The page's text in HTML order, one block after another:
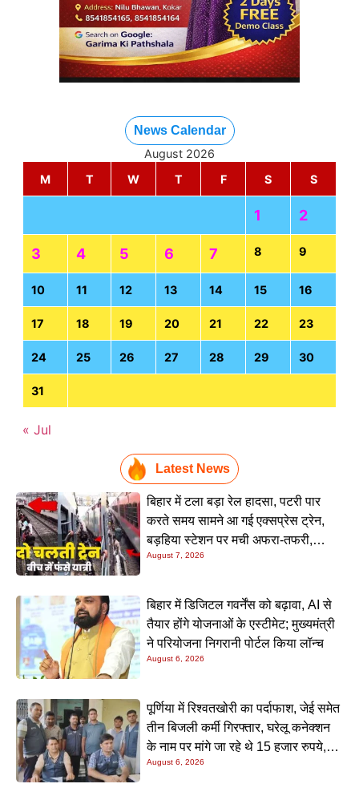
News Calendar
August 2026
M
T W T F S S
1 2
3 4 5 6 7 8 9
10 11 12 13 14 15 16
17 18 19 20 21 22 23
24 25 26 27 28 29 30
31
« Jul
Latest News
बिहार में टला बड़ा रेल हादसा, पटरी पार
करते समय सामने आ गई एक्सप्रेस ट्रेन,
बड़हिया स्टेशन पर मची अफरा-तफरी,
यात्रियों की लापरवाही आई सामने
August 7, 2026
बिहार में डिजिटल गवर्नेंस को बढ़ावा, AI से
तैयार होंगे योजनाओं के एस्टीमेट; मुख्यमंत्री
ने परियोजना निगरानी पोर्टल किया लॉन्च
August 6, 2026
पूर्णिया में रिश्वतखोरी का पर्दाफाश, जेई समेत
तीन बिजली कर्मी गिरफ्तार, घरेलू कनेक्शन
के नाम पर मांगे जा रहे थे 15 हजार रुपये,
निगरानी टीम ने रंगे हाथ पकड़ा
August 6, 2026